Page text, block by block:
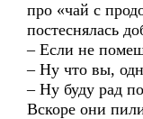
про «чай с
постеснялась
– Если не
– Ну что вы,
– Ну буду рад
Вскоре они